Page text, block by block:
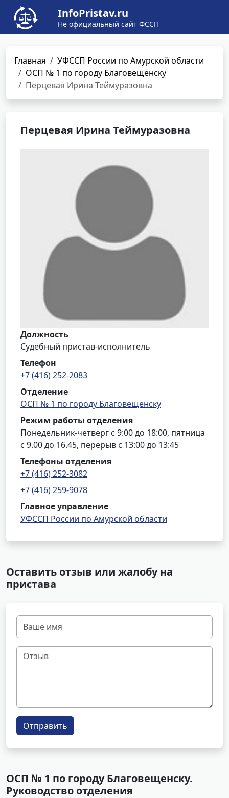
InfoPristav.ru
Не официальный сайт ФССП
Главная
УФССП России по Амурской области
ОСП № 1 по городу Благовещенску
Перцевая Ирина Теймуразовна
Перцевая Ирина Теймуразовна
Должность
Судебный пристав-исполнитель
Телефон
+7 (416) 252-2083
Отделение
ОСП № 1 по городу Благовещенску
Режим работы отделения
Понедельник-четверг с 9:00 до 18:00, пятница
с 9.00 до 16.45, перерыв с 13:00 до 13:45
Телефоны отделения
+7 (416) 252-3082
+7 (416) 259-9078
Главное управление
УФССП России по Амурской области
Оставить отзыв или жалобу на
пристава
Отправить
ОСП № 1 по городу Благовещенску.
Руководство отделения